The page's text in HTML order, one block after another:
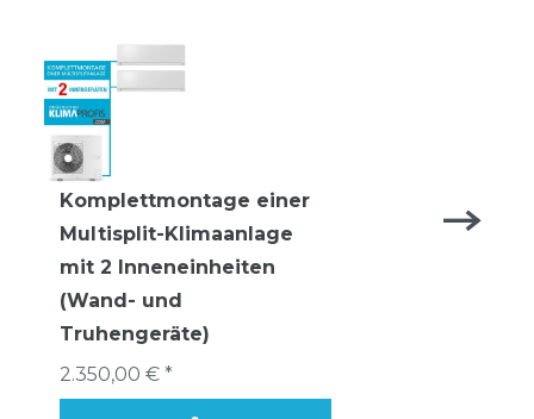
Komplettmontage einer
Multisplit-Klimaanlage
mit 2 Inneneinheiten
(Wand- und
Truhengeräte)
2.350,00 € *